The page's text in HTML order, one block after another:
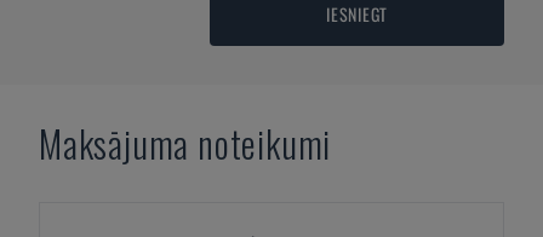
IESNIEGT
Maksājuma noteikumi